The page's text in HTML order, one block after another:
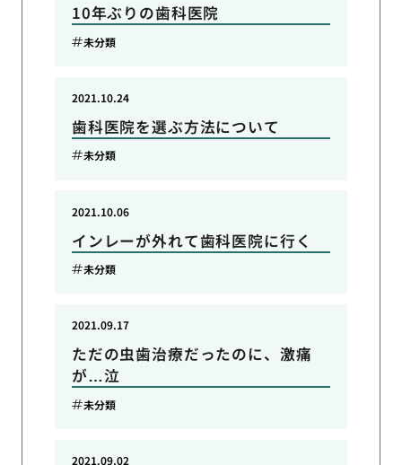
10年ぶりの歯科医院
未分類
歯科医院を選ぶ方法について
2021.10.24
未分類
インレーが外れて歯科医院に行く
2021.10.06
未分類
ただの虫歯治療だったのに、激痛
が…泣
2021.09.17
未分類
2021.09.02